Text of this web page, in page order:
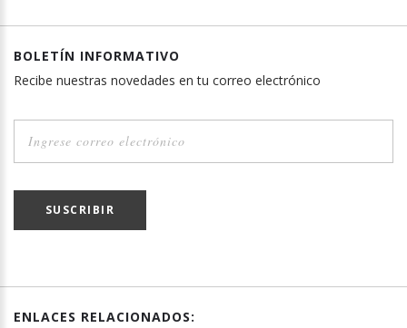
BOLETÍN INFORMATIVO
Recibe nuestras novedades en tu correo electrónico
SUSCRIBIR
ENLACES RELACIONADOS: